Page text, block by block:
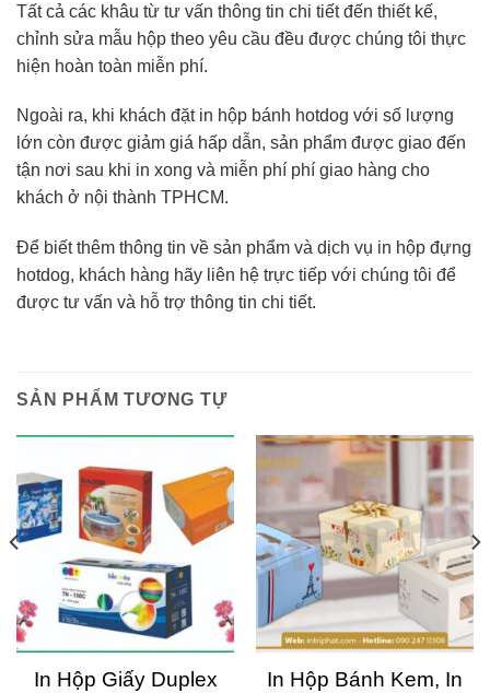
Tất cả các khâu từ tư vấn thông tin chi tiết đến thiết kế,
chỉnh sửa mẫu hộp theo yêu cầu đều được chúng tôi thực
hiện hoàn toàn miễn phí.
Ngoài ra, khi khách đặt in hộp bánh hotdog với số lượng
lớn còn được giảm giá hấp dẫn, sản phẩm được giao đến
tận nơi sau khi in xong và miễn phí phí giao hàng cho
khách ở nội thành TPHCM.
Để biết thêm thông tin về sản phẩm và dịch vụ in hộp đựng
hotdog, khách hàng hãy liên hệ trực tiếp với chúng tôi để
được tư vấn và hỗ trợ thông tin chi tiết.
SẢN PHẨM TƯƠNG TỰ
In Hộp Giấy Duplex
In Hộp Bánh Kem, In